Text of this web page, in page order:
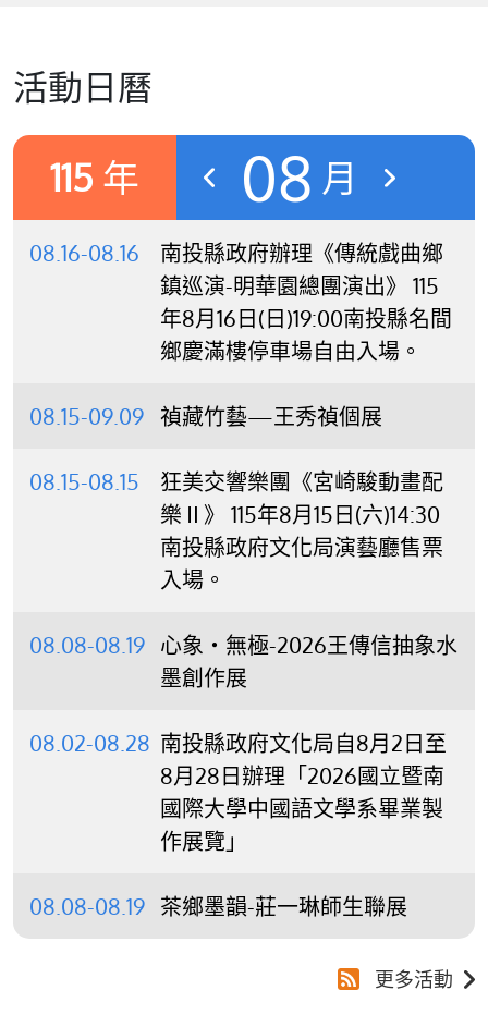
活動日曆
115 年 08 月
08.16-08.16
南投縣政府辦理《傳統戲曲鄉
鎮巡演-明華園總團演出》 115
年8月16日(日)19:00南投縣名間
鄉慶滿樓停車場自由入場。
08.15-09.09 禎藏竹藝—王秀禎個展
08.15-08.15
狂美交響樂團《宮崎駿動畫配
樂Ⅱ》 115年8月15日(六)14:30
南投縣政府文化局演藝廳售票
入場。
08.08-08.19 心象‧無極-2026王傳信抽象水
墨創作展
08.02-08.28 南投縣政府文化局自8月2日至
8月28日辦理「2026國立暨南
國際大學中國語文學系畢業製
作展覽」
08.08-08.19 茶鄉墨韻-莊一琳師生聯展
更多活動